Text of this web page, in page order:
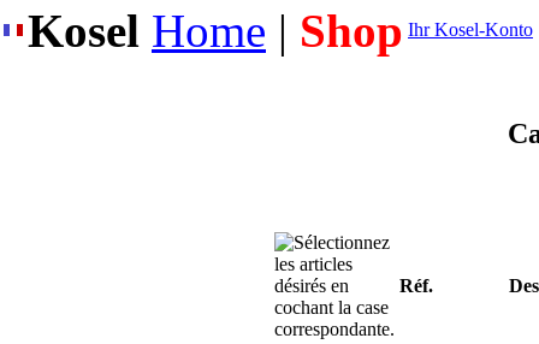
Kosel Home | Shop Ihr Kosel-Konto
Réf.